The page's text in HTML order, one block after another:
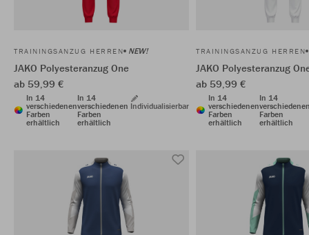
TRAININGSANZUG HERREN NEW!
JAKO Polyesteranzug One
ab 59,99 €
In 14
verschiedenen
Farben
erhältlich
In 14
verschiedenen
Farben
erhältlich
Individualisierbar
TRAININGSANZUG HERREN
JAKO Polyesteranzug
ab 59,99 €
In 14
verschiedenen
Farben
erhältlich
In 14
Farben
erhältlich